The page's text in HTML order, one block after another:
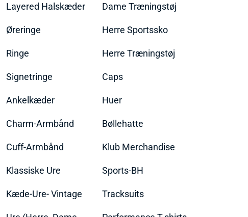
Layered Halskæder
Øreringe
Ringe
Signetringe
Ankelkæder
Charm-Armbånd
Cuff-Armbånd
Klassiske Ure
Kæde-Ure- Vintage
Dame Træningstøj
Herre Sportssko
Herre Træningstøj
Caps
Huer
Bøllehatte
Klub Merchandise
Sports-BH
Tracksuits